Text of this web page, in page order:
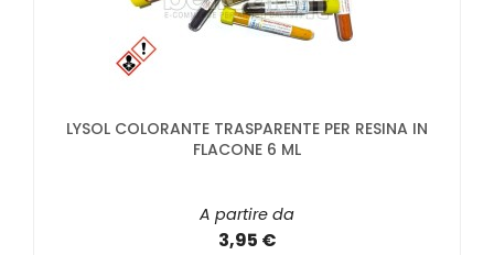
LYSOL COLORANTE TRASPARENTE PER RESINA IN
FLACONE 6 ML
A partire da
3,95 €